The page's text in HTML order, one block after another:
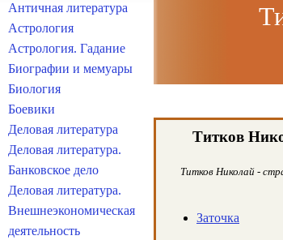
Титков
Титков Николай -
Заточка
Античная литература
Астрология
Астрология. Гадание
Биографии и мемуары
Биология
Боевики
Деловая литература
Деловая литература.
Банковское дело
Деловая литература.
Внешнеэкономическая
деятельность